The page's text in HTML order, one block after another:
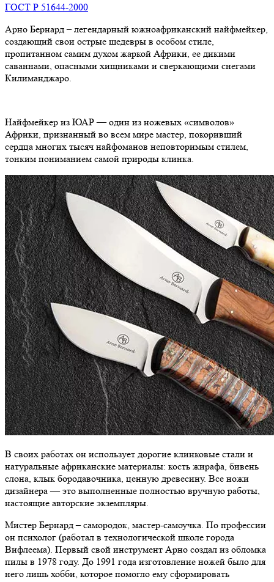
ГОСТ Р 51644-2000
Арно Бернард – легендарный южноафриканский найфмейкер,
создающий свои острые шедевры в особом стиле,
пропитанном самим духом жаркой Африки, ее дикими
саваннами, опасными хищниками и сверкающими снегами
Килиманджаро.
Найфмейкер из ЮАР — один из ножевых «символов»
Африки, признанный во всем мире мастер, покоривший
сердца многих тысяч найфоманов неповторимым стилем,
тонким пониманием самой природы клинка.
В своих работах он использует дорогие клинковые стали и
натуральные африканские материалы: кость жирафа, бивень
слона, клык бородавочника, ценную древесину. Все ножи
дизайнера — это выполненные полностью вручную работы,
настоящие авторские экземпляры.
Мистер Бернард – самородок, мастер-самоучка. По профессии
он психолог (работал в технологической школе города
Вифлеема). Первый свой инструмент Арно создал из обломка
пилы в 1978 году. До 1991 года изготовление ножей было для
него лишь хобби, которое помогло ему сформировать